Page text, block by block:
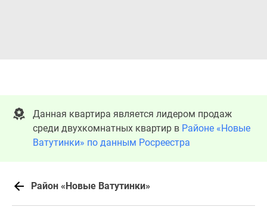
Данная квартира является лидером продаж
среди двухкомнатных квартир в Районе «Новые
Ватутинки» по данным Росреестра
Район «Новые Ватутинки»